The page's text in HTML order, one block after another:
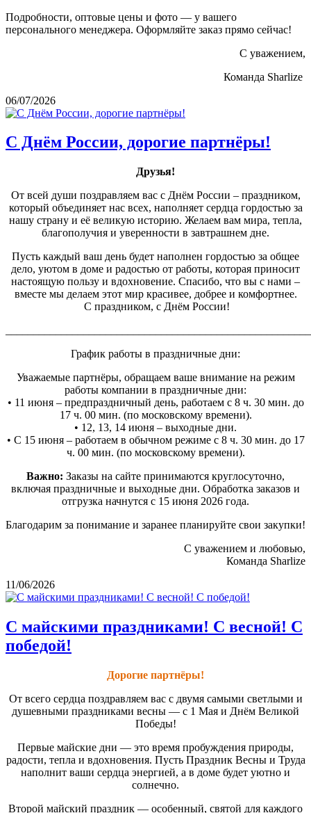
Подробности, оптовые цены и фото — у вашего
персонального менеджера. Оформляйте заказ прямо сейчас!
С уважением,
Команда Sharlize
06/07/2026
С Днём России, дорогие партнёры!
Друзья!
От всей души поздравляем вас с Днём России – праздником,
который объединяет нас всех, наполняет сердца гордостью за
нашу страну и её великую историю. Желаем вам мира, тепла,
благополучия и уверенности в завтрашнем дне.
Пусть каждый ваш день будет наполнен гордостью за общее
дело, уютом в доме и радостью от работы, которая приносит
настоящую пользу и вдохновение. Спасибо, что вы с нами –
вместе мы делаем этот мир красивее, добрее и комфортнее.
С праздником, с Днём России!
График работы в праздничные дни:
Уважаемые партнёры, обращаем ваше внимание на режим
работы компании в праздничные дни:
• 11 июня – предпраздничный день, работаем с 8 ч. 30 мин. до
17 ч. 00 мин. (по московскому времени).
• 12, 13, 14 июня – выходные дни.
• С 15 июня – работаем в обычном режиме с 8 ч. 30 мин. до 17
ч. 00 мин. (по московскому времени).
Важно: Заказы на сайте принимаются круглосуточно,
включая праздничные и выходные дни. Обработка заказов и
отгрузка начнутся с 15 июня 2026 года.
Благодарим за понимание и заранее планируйте свои закупки!
С уважением и любовью,
Команда Sharlize
11/06/2026
С майскими праздниками! С весной! С
победой!
Дорогие партнёры!
От всего сердца поздравляем вас с двумя самыми светлыми и
душевными праздниками весны — с 1 Мая и Днём Великой
Победы!
Первые майские дни — это время пробуждения природы,
радости, тепла и вдохновения. Пусть Праздник Весны и Труда
наполнит ваши сердца энергией, а в доме будет уютно и
солнечно.
Второй майский праздник — особенный, святой для каждого